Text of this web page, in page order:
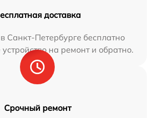
доставка
Санкт-Петербурге бесплатно
на ремонт и обратно.
Срочный ремонт